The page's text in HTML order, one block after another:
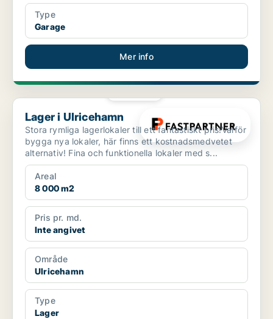
Type
Garage
Mer info
Lager i Ulricehamn
Lager i Ulricehamn
Stora rymliga lagerlokaler till ett fantastiskt pris!Varför
bygga nya lokaler, här finns ett kostnadsmedvetet
alternativ! Fina och funktionella lokaler med s...
Areal
8 000 m2
Pris pr. md.
Inte angivet
Område
Ulricehamn
Type
Lager